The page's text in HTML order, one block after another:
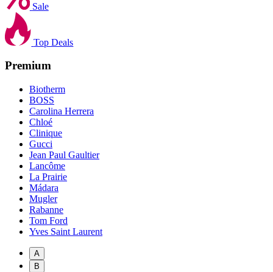
Sale
Top Deals
Premium
Biotherm
BOSS
Carolina Herrera
Chloé
Clinique
Gucci
Jean Paul Gaultier
Lancôme
La Prairie
Mádara
Mugler
Rabanne
Tom Ford
Yves Saint Laurent
A
B